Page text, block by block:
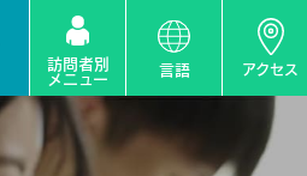
訪問者別
メニュー
言語 アクセス